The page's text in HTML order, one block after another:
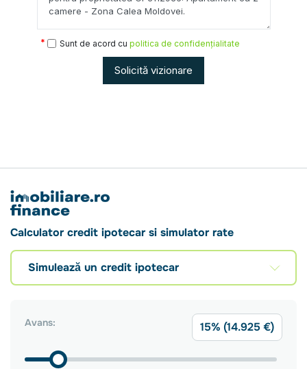
Sunt de acord cu politica de confidențialitate
Solicită vizionare